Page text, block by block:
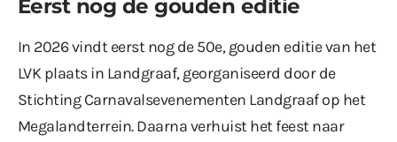
Eerst nog de gouden editie
In 2026 vindt eerst nog de 50e, gouden editie van het
LVK plaats in Landgraaf, georganiseerd door de
Stichting Carnavalsevenementen Landgraaf op het
Megalandterrein. Daarna verhuist het feest naar